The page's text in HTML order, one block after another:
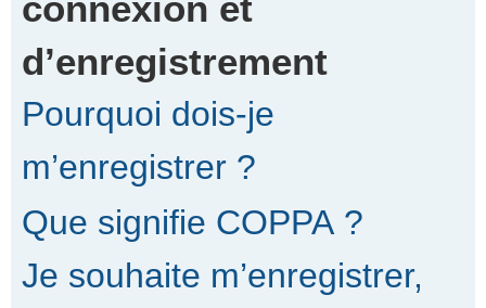
d’enregistrement
Pourquoi dois-je
m’enregistrer ?
Que signifie COPPA ?
Je souhaite m’enregistrer,